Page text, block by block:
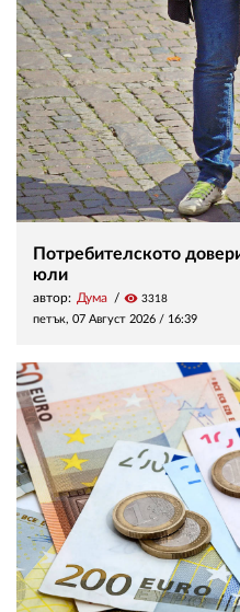
Потребителското
юли
автор: Дума visibility 3318
петък, 07 Август 2026 / 16:39